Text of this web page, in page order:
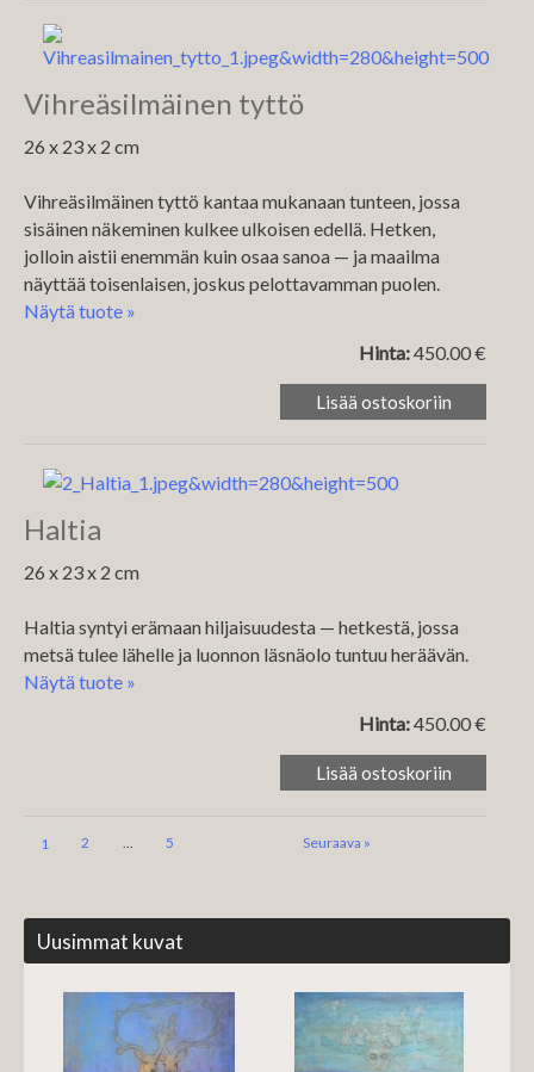
Vihreäsilmäinen tyttö
26 x 23 x 2 cm
Vihreäsilmäinen tyttö kantaa mukanaan tunteen, jossa
sisäinen näkeminen kulkee ulkoisen edellä. Hetken,
jolloin aistii enemmän kuin osaa sanoa — ja maailma
näyttää toisenlaisen, joskus pelottavamman puolen.
Näytä tuote »
Hinta:450.00 €
Haltia
26 x 23 x 2 cm
Haltia syntyi erämaan hiljaisuudesta — hetkestä, jossa
metsä tulee lähelle ja luonnon läsnäolo tuntuu heräävän.
Näytä tuote »
Hinta:450.00 €
1 2 ... 5 Seuraava »
Uusimmat kuvat